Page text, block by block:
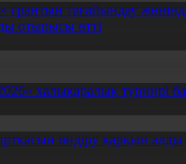
грантын тағайындау
отырысы өтті
халықаралық турнирі
өндіру қарқын алды